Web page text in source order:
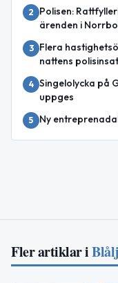
2
Polisen:
ärenden i
3
Flera
nattens
4 Singelolycka på
uppges
5 Ny
Fler artiklar i